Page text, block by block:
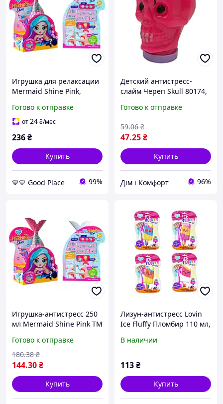
Игрушка для релаксации
Mermaid Shine Pink,
80130 GoodPlace -worry-
free-shopping-
Готово к отправке
от24₴/мес
236₴
Купить
💙💛 Good Place 99%
Детский антистресс-
слайм Череп Skull 80174,
продажу!
Готово к отправке
47.25₴
59.06 ₴
Купить
Дім і Комфорт 96%
Игрушка-антистресс 250
мл Mermaid Shine Pink TM
Готово к отправке
144.30₴
180.38 ₴
Купить
Лизун-антистресс Lovin
Ice Fluffy Пломбир 110 мл,
слайм для детей
В наличии
113₴
Купить